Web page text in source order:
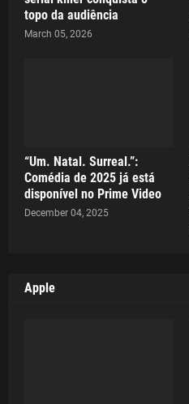
topo da audiência
March 05, 2026
“Um. Natal. Surreal.”:
Comédia de 2025 já está
disponível no Prime Video
December 04, 2025
Apple